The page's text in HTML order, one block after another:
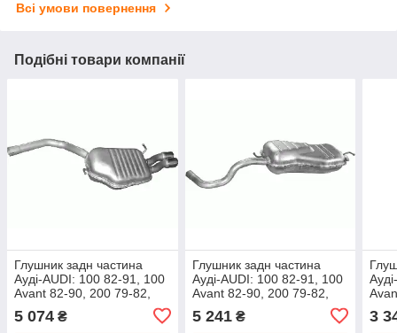
Всі умови повернення
Подібні товари компанії
Глушник задн частина
Ауді-AUDI: 100 82-91, 100
Avant 82-90, 200 79-82,
5 074 ₴
Глушник задн частина
Ауді-AUDI: 100 82-91, 100
Avant 82-90, 200 79-82,
5 241₴ 3